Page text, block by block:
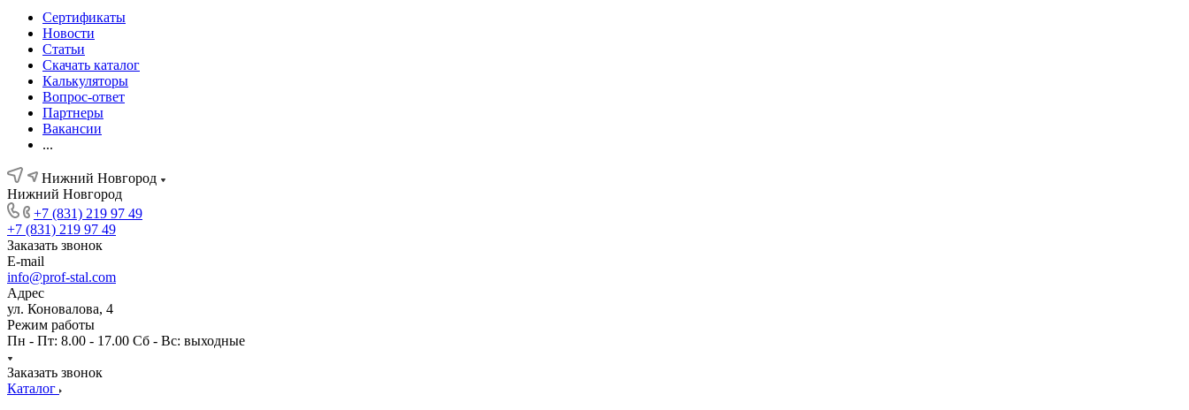
Сертификаты
Новости
Статьи
Скачать каталог
Калькуляторы
Вопрос-ответ
Партнеры
Вакансии
...
Нижний Новгород
Нижний Новгород
+7 (831) 219 97 49
+7 (831) 219 97 49
Заказать звонок
E-mail
info@prof-stal.com
Адрес
ул. Коновалова, 4
Режим работы
Пн - Пт: 8.00 - 17.00 Сб - Вс: выходные
Заказать звонок
Каталог